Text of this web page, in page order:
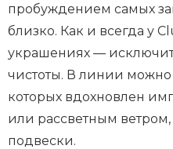
пробуждением самых
близко. Как и всегда у
украшениях —
чистоты. В линии
которых вдохновлен
или рассветным
подвески.